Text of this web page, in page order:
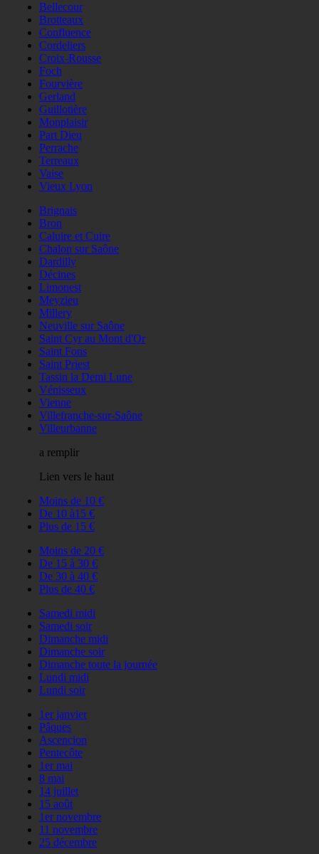
Bellecour
Brotteaux
Confluence
Cordeliers
Croix-Rousse
Foch
Fourvière
Gerland
Guillotière
Monplaisir
Part Dieu
Perrache
Terreaux
Vaise
Vieux Lyon
Brignais
Bron
Caluire et Cuire
Chalon sur Saône
Dardilly
Décines
Limonest
Meyzieu
Millery
Neuville sur Saône
Saint Cyr au Mont d'Or
Saint Fons
Saint Priest
Tassin la Demi Lune
Vénisseux
Vienne
Villefranche-sur-Saône
Villeurbanne
a remplir
Lien vers le haut
Moins de 10 €
De 10 à15 €
Plus de 15 €
Moins de 20 €
De 15 à 30 €
De 30 à 40 €
Plus de 40 €
Samedi midi
Samedi soir
Dimanche midi
Dimanche soir
Dimanche toute la journée
Lundi midi
Lundi soir
1er janvier
Pâques
Ascencion
Pentecôte
1er mai
8 mai
14 juillet
15 août
1er novembre
11 novembre
25 décembre